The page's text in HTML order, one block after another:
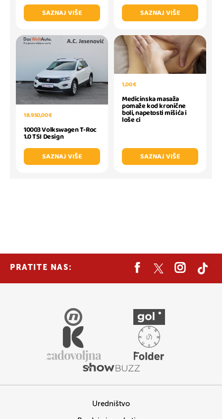
SAZNAJ VIŠE
SAZNAJ VIŠE
18.950,00 €
10003 Volkswagen T-Roc
1.0 TSI Design
SAZNAJ VIŠE
1,00 €
Medicinska masaža
pomaže kod kronične
boli, napetosti mišića i
loše ci
SAZNAJ VIŠE
PRATITE NAS:
Uredništvo